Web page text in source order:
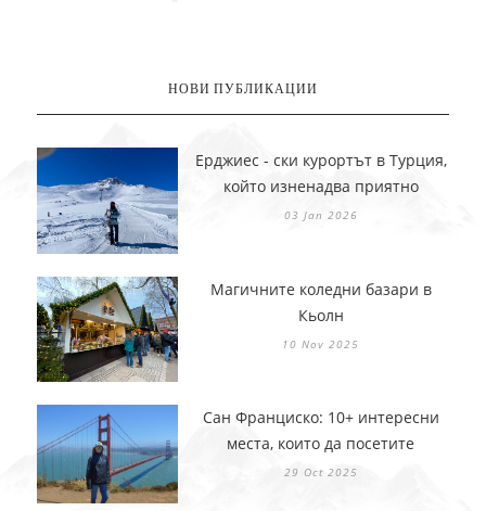
НОВИ ПУБЛИКАЦИИ
Ерджиес - ски курортът в Турция,
който изненадва приятно
03 Jan 2026
Магичните коледни базари в
Кьолн
10 Nov 2025
Сан Франциско: 10+ интересни
места, които да посетите
29 Oct 2025